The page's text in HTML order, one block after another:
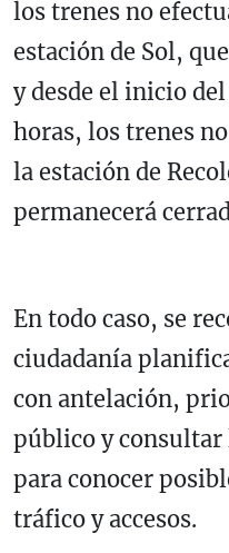
los trenes no
estación de Sol,
y desde el inicio
horas, los trenes
la estación de
permanecerá
En todo caso, se
ciudadanía
con antelación,
público y consultar
para conocer
tráfico y accesos.